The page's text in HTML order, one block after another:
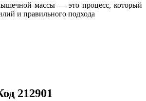
массы — это процесс, который
и правильного подхода
212901